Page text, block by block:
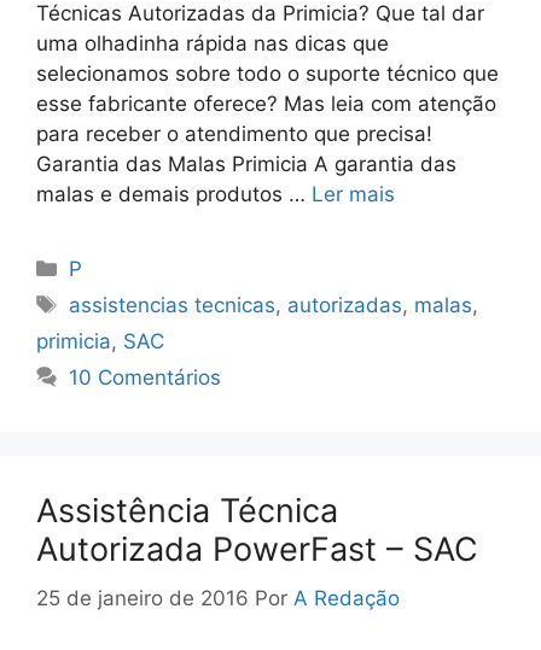
Técnicas Autorizadas da Primicia? Que tal dar
uma olhadinha rápida nas dicas que
selecionamos sobre todo o suporte técnico que
esse fabricante oferece? Mas leia com atenção
para receber o atendimento que precisa!
Garantia das Malas Primicia A garantia das
malas e demais produtos … Ler mais
Categorias
P
Tags
assistencias tecnicas, autorizadas, malas,
primicia, SAC
10 Comentários
Assistência Técnica
Autorizada PowerFast – SAC
25 de janeiro de 2016 Por A Redação